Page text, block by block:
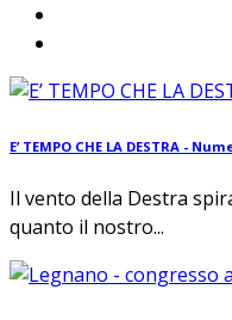
E’ TEMPO CHE LA DESTRA -
Il vento della Destra
quanto il nostro...